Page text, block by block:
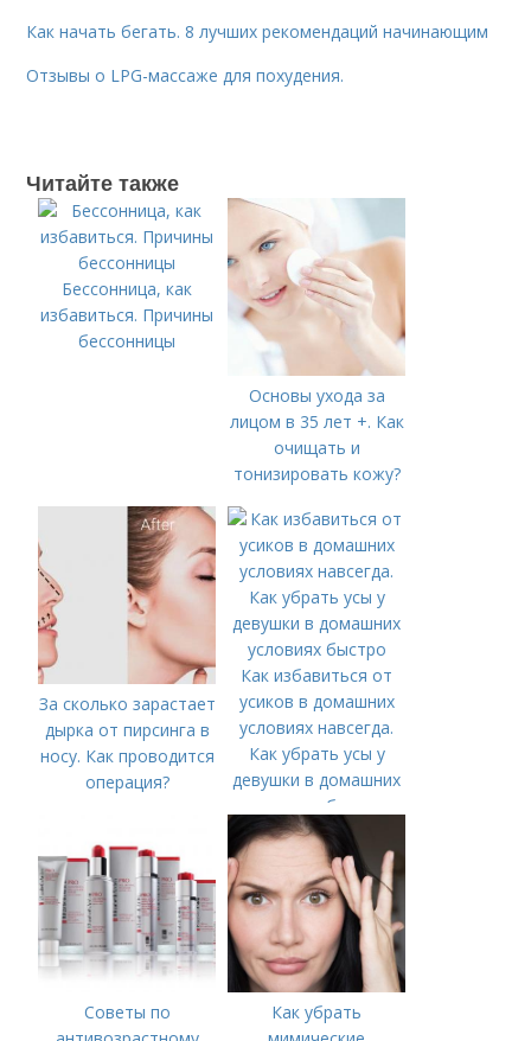
Как начать бегать. 8 лучших рекомендаций начинающим
Отзывы о LPG-массаже для похудения.
Читайте также
Бессонница, как
избавиться. Причины
бессонницы
Основы ухода за
лицом в 35 лет +. Как
очищать и
тонизировать кожу?
За сколько зарастает
дырка от пирсинга в
носу. Как проводится
операция?
Как избавиться от
усиков в домашних
условиях навсегда.
Как убрать усы у
девушки в домашних
условиях быстро
Советы по
Как убрать